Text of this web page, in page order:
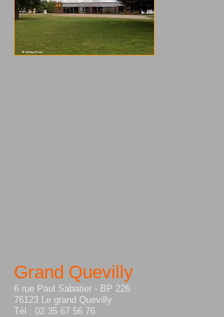
Grand Quevilly
6 rue Paul Sabatier - BP 226
76123 Le grand Quevilly
Tél : 02 35 67 56 76